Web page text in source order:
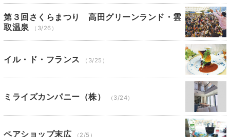
第３回さくらまつり 高田グリーンランド・雲
取温泉
（3/26）
イル・ド・フランス （3/25）
ミライズカンパニー（株） （3/24）
ペアショップ末広 （2/5）